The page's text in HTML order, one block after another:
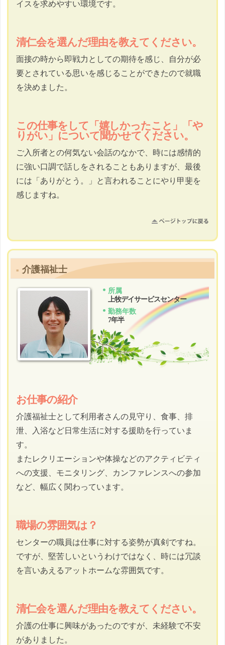
イスを求めやすい環境です。
清仁会を選んだ理由を教えてください。
面接の時から即戦力としての期待を感じ、自分が必
要とされている思いを感じることができたので就職
を決めました。
この仕事をして「嬉しかったこと」「や
りがい」について聞かせてください。
ご入所者との何気ない会話のなかで、時には感情的
に強い口調で話しをされることもありますが、最後
には「ありがとう。」と言われることにやり甲斐を
感じますね。
介護福祉士
所属
上牧デイサービスセンター
勤務年数
7年半
お仕事の紹介
介護福祉士として利用者さんの見守り、食事、排
泄、入浴など日常生活に対する援助を行っていま
す。
またレクリエーションや体操などのアクティビティ
への支援、モニタリング、カンファレンスへの参加
など、幅広く関わっています。
職場の雰囲気は？
センターの職員は仕事に対する姿勢が真剣ですね。
ですが、堅苦しいというわけではなく、時には冗談
を言いあえるアットホームな雰囲気です。
清仁会を選んだ理由を教えてください。
介護の仕事に興味があったのですが、未経験で不安
がありました。